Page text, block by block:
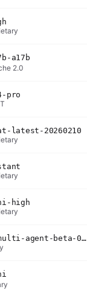
a17b
2.0
pro
latest-20260210
high
grok-4.20-multi-agent-beta-0309